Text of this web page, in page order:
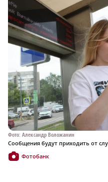
Фото: Александр Воложанин
Сообщения будут приходить от
Фотобанк